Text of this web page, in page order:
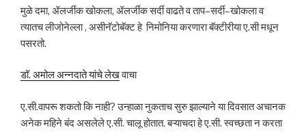
मुळे दमा, ॲलर्जीक खोकला, ॲलर्जीक सर्दी वाढते व ताप–सर्दी–खोकला व
त्यातच लीजोनेल्ला , असीनॅटोबॅक्ट हे निमोनिया करणारा बॅक्टीरीया ए.सी मधून
पसरतो.
डॉ. अमोल अन्नदाते यांचे लेखवाचा
ए.सी.वापरू शकतो कि नाही? उन्हाळा नुकताच सुरु झाल्याने या दिवसात अचानक
अनेक महिने बंद असलेले ए.सी. चालू होतात. बऱ्याचदा हे ए.सी. स्वच्छता न करता